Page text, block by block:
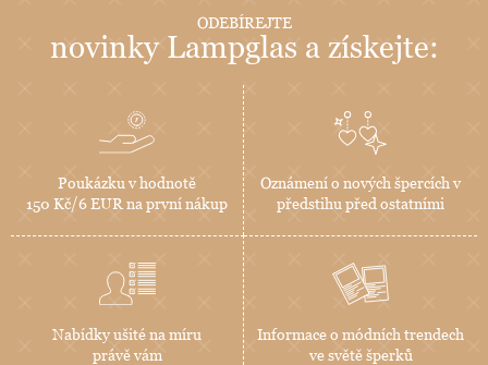
ODEBÍREJTE
novinky Lampglas a získejte:
Poukázku v hodnotě
150 Kč/6 EUR na první nákup
Oznámení o nových špercích v
předstihu před ostatními
Nabídky ušité na míru
právě vám
Informace o módních trendech
ve světě šperků